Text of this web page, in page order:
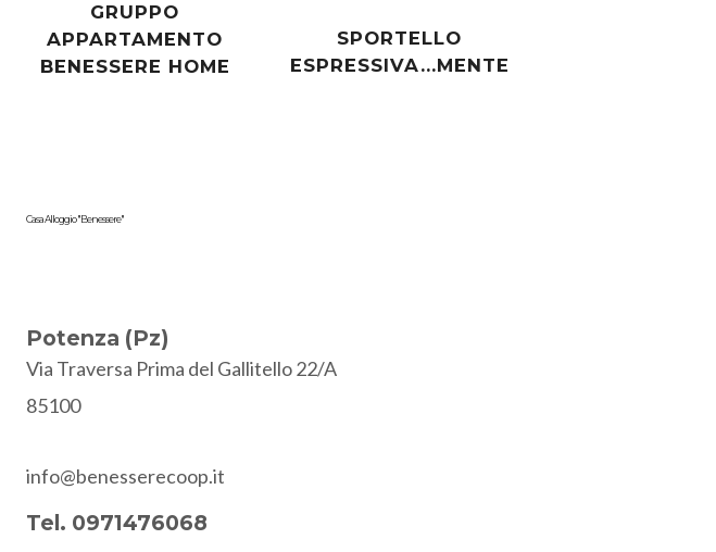
GRUPPO
APPARTAMENTO
BENESSERE HOME
SPORTELLO
ESPRESSIVA...MENTE
Casa Alloggio "Benessere"
Potenza (Pz)
Via Traversa Prima del Gallitello 22/A
85100
info@benesserecoop.it
Tel. 0971476068